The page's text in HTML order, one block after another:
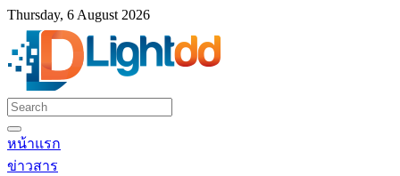
Thursday, 6 August 2026
หน้าแรก
ข่าวสาร